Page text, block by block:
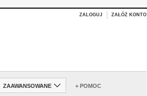
ZALOGUJ ZAŁÓŻ KONTO
ZAAWANSOWANE + POMOC